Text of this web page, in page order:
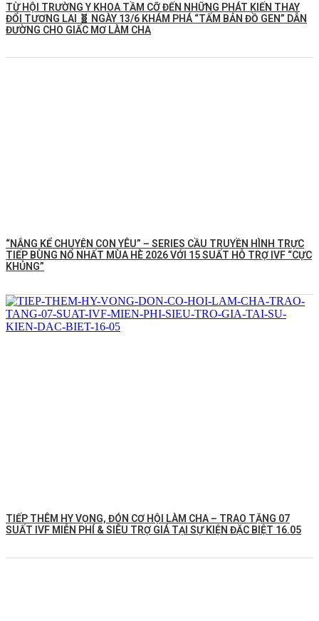
TỪ HỘI TRƯỜNG Y KHOA TẦM CỠ ĐẾN NHỮNG PHÁT KIẾN THAY
ĐỔI TƯƠNG LAI 🧬 NGÀY 13/6 KHÁM PHÁ “TẤM BẢN ĐỒ GEN” DẪN
ĐƯỜNG CHO GIẤC MƠ LÀM CHA
“NẮNG KỂ CHUYỆN CON YÊU” – SERIES CẦU TRUYỀN HÌNH TRỰC
TIẾP BÙNG NỔ NHẤT MÙA HÈ 2026 VỚI 15 SUẤT HỖ TRỢ IVF “CỰC
KHỦNG”
TIẾP THÊM HY VỌNG, ĐÓN CƠ HỘI LÀM CHA – TRAO TẶNG 07
SUẤT IVF MIỄN PHÍ & SIÊU TRỢ GIÁ TẠI SỰ KIỆN ĐẶC BIỆT 16.05